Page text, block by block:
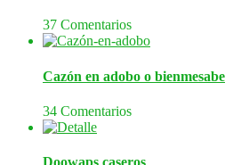
37 Comentarios
Cazón en adobo o bienmesabe
34 Comentarios
Doowaps caseros